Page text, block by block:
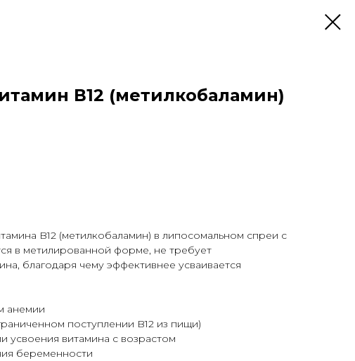
В12 (метилкобаламин)
B12 (метилкобаламин) в липосомальном спреи с
в метилированной форме, не требует
благодаря чему эффективнее усваивается
анемии
поступлении B12 из пищи)
витамина с возрастом
беременности